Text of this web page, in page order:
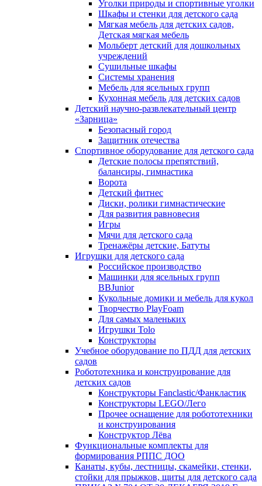
Уголки природы и спортивные уголки
Шкафы и стенки для детского сада
Мягкая мебель для детских садов,
Детская мягкая мебель
Мольберт детский для дошкольных
учреждений
Сушильные шкафы
Системы хранения
Мебель для ясельных групп
Кухонная мебель для детских садов
Детский научно-развлекательный центр
«Зарница»
Безопасный город
Защитник отечества
Спортивное оборудование для детского сада
Детские полосы препятствий,
балансиры, гимнастика
Ворота
Детский фитнес
Диски, ролики гимнастические
Для развития равновесия
Игры
Мячи для детского сада
Тренажёры детские, Батуты
Игрушки для детского сада
Российское производство
Машинки для ясельных групп
BBJunior
Кукольные домики и мебель для кукол
Творчество PlayFoam
Для самых маленьких
Игрушки Tolo
Конструкторы
Учебное оборудование по ПДД для детских
садов
Робототехника и конструирование для
детских садов
Конструкторы Fanclastic/Фанкластик
Конструкторы LEGO/Лего
Прочее оснащение для робототехники
и конструирования
Конструктор Лёва
Функциональные комплекты для
формирования РППС ДОО
Канаты, кубы, лестницы, скамейки, стенки,
стойки для прыжков, щиты для детского сада